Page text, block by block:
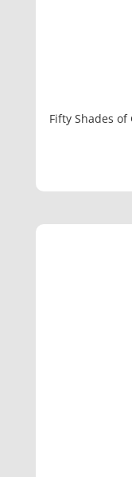
Fifty Shades